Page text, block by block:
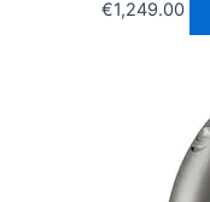
€1,249.00